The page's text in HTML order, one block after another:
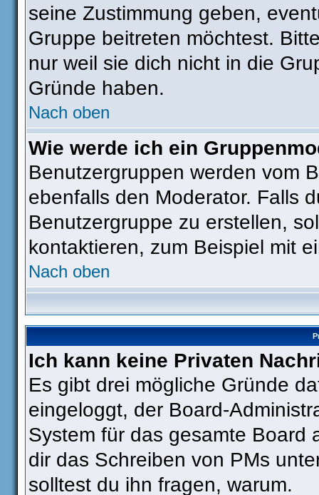
seine Zustimmung geben,
Gruppe beitreten möchtest.
nur weil sie dich nicht in die
Gründe haben.
Nach oben
Wie werde ich ein
Benutzergruppen werden vom
ebenfalls den Moderator. Falls
Benutzergruppe zu erstellen,
kontaktieren, zum Beispiel mit
Nach oben
Ich kann keine Privaten
Es gibt drei mögliche Gründe
eingeloggt, der Board-
System für das gesamte Board
dir das Schreiben von PMs
solltest du ihn fragen, warum.